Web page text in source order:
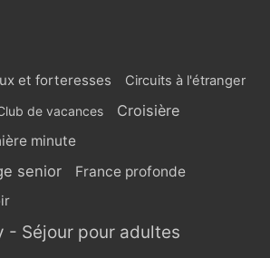
et forteresses
Circuits à l'étranger
de vacances Croisière
minute
senior
France profonde
- Séjour pour adultes